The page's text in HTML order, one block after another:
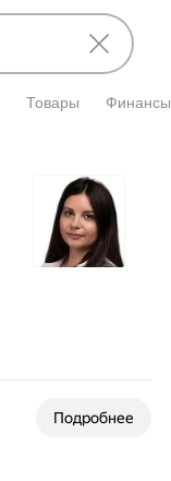
Товары Финансы
Подробнее